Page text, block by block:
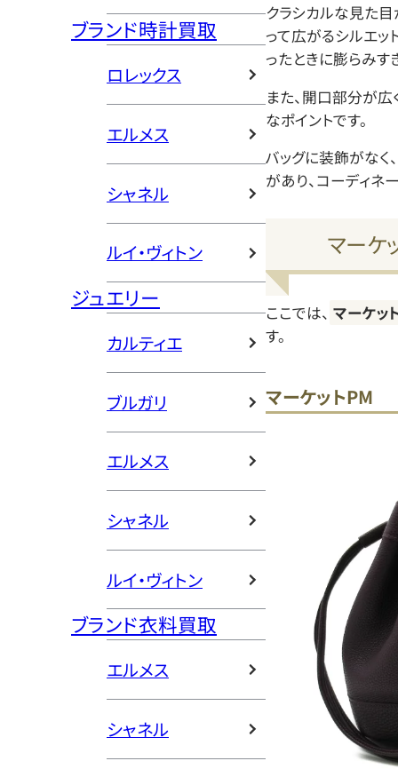
ブランド時計買取
ロレックス
エルメス
シャネル
ルイ・ヴィトン
ジュエリー
カルティエ
ブルガリ
エルメス
シャネル
ルイ・ヴィトン
ブランド衣料買取
エルメス
シャネル
クラシカルな見た
って広がるシルエッ
ったときに膨らみす
また、開口部分が
なポイントです。
バッグに装飾がなく
があり、コーディネ
マーケ
ここでは、 マーケッ
す。
マーケットPM